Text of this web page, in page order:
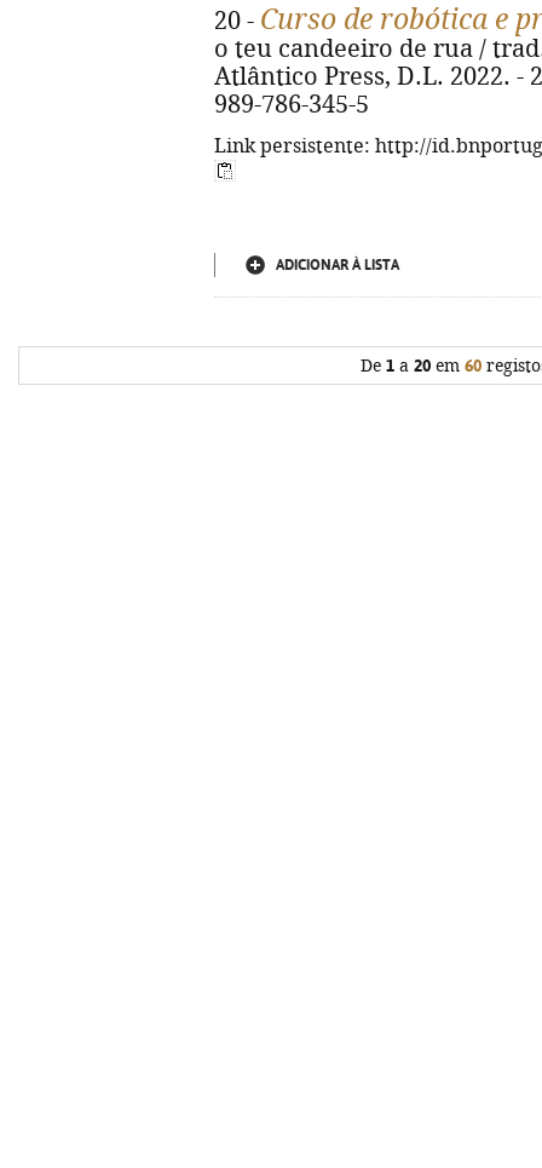
20 - Curso de robótica e
o teu candeeiro de rua /
Atlântico Press, D.L. 2022. -
989-786-345-5
Link persistente: http://
ADICIONAR À LISTA
De 1a 20em 60